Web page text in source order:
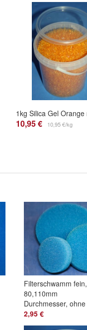
10,95 € 10,95 €/kg
Filterschwamm fein,
80,110mm
Durchmesser, ohne
Bohrung und mit
Bohrung
2,95 €